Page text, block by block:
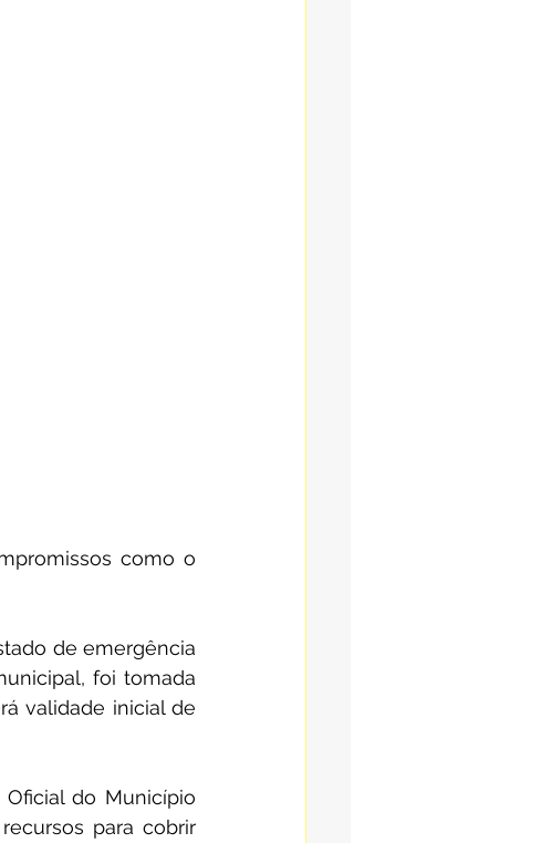
como o
de emergência
foi tomada
validade inicial de
do Município
para cobrir